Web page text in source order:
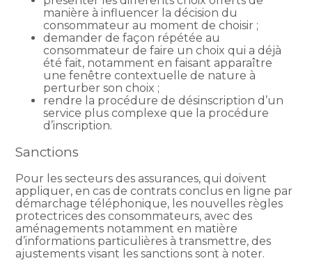
manière à influencer la décision du
consommateur au moment de choisir ;
demander de façon répétée au
consommateur de faire un choix qui a déjà
été fait, notamment en faisant apparaître
une fenêtre contextuelle de nature à
perturber son choix ;
rendre la procédure de désinscription d’un
service plus complexe que la procédure
d’inscription.
Sanctions
Pour les secteurs des assurances, qui doivent
appliquer, en cas de contrats conclus en ligne par
démarchage téléphonique, les nouvelles règles
protectrices des consommateurs, avec des
aménagements notamment en matière
d’informations particulières à transmettre, des
ajustements visant les sanctions sont à noter.